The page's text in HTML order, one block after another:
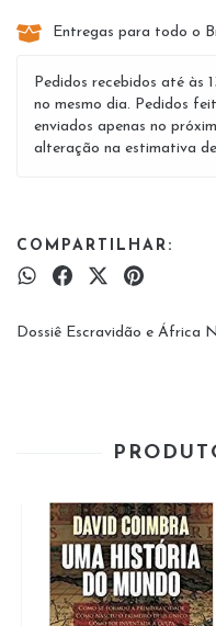
Entregas para todo o
Pedidos recebidos até às
no mesmo dia. Pedidos
enviados apenas no
alteração na estimativa
COMPARTILHAR:
Dossiê Escravidão e África